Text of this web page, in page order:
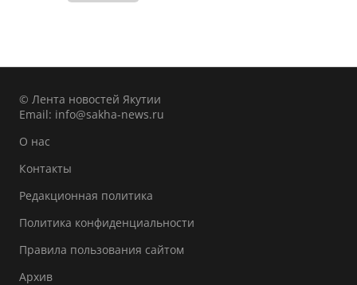
© Лента новостей Якутии
Email: info@sakha-news.ru
О нас
Контакты
Редакционная политика
Политика конфиденциальности
Правила пользования сайтом
Архив